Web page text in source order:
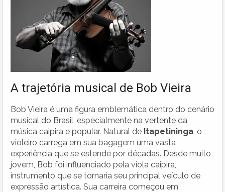
A trajetória musical de Bob Vieira
Bob Vieira é uma figura emblemática dentro do cenário
musical do Brasil, especialmente na vertente da
música caipira e popular. Natural de Itapetininga , o
violeiro carrega em sua bagagem uma vasta
experiência que se estende por décadas. Desde muito
jovem, Bob foi influenciado pela viola caipira,
instrumento que se tornaria seu principal veículo de
expressão artística. Sua carreira começou em